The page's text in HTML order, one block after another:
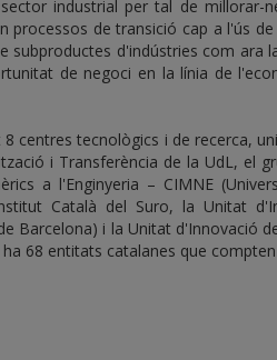
industrial per tal de millorar-
processos de transició cap a l'ús
subproductes d'indústries com ara
de negoci en la línia de
centres tecnològics i de recerca,
i Transferència de la UdL, el
a l'Enginyeria – CIMNE
Català del Suro, la Unitat
Barcelona) i la Unitat d'Innovació
68 entitats catalanes que